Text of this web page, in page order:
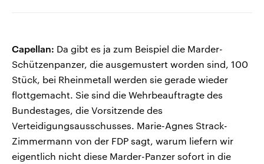
Capellan: Da gibt es ja zum Beispiel die Marder-
Schützenpanzer, die ausgemustert worden sind, 100
Stück, bei Rheinmetall werden sie gerade wieder
flottgemacht. Sie sind die Wehrbeauftragte des
Bundestages, die Vorsitzende des
Verteidigungsausschusses. Marie-Agnes Strack-
Zimmermann von der FDP sagt, warum liefern wir
eigentlich nicht diese Marder-Panzer sofort in die